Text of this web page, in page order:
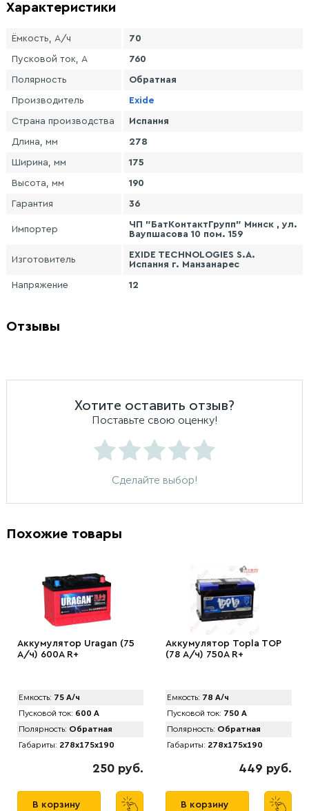
Характеристики
Ёмкость, А/ч 70
Пусковой ток, А 760
Полярность Обратная
Производитель Exide
Страна производства Испания
Длина, мм 278
Ширина, мм 175
Высота, мм 190
Гарантия 36
Импортер
ЧП "БатКонтактГрупп" Минск , ул.
Ваупшасова 10 пом. 159
Изготовитель
EXIDE TECHNOLOGIES S.A.
Испания г. Манзанарес
Напряжение 12
Отзывы
Хотите оставить отзыв?
Поставьте свою оценку!
Сделайте выбор!
Похожие товары
Аккумулятор Uragan (75
А/ч) 600A R+
Емкость: 75 А/ч
Пусковой ток: 600 А
Полярность: Обратная
Габариты: 278x175x190
250 руб.
В корзину
Аккумулятор Topla TOP
(78 А/ч) 750А R+
Емкость: 78 А/ч
Пусковой ток: 750 А
Полярность: Обратная
Габариты: 278x175x190
449 руб.
В корзину